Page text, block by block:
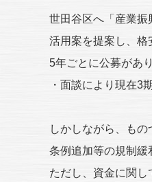
世田谷区へ「産業振
活用案を提案し、格
5年ごとに公募があ
・面談により現在3
しかしながら、も
条例追加等の規制緩
ただし、資金に関し